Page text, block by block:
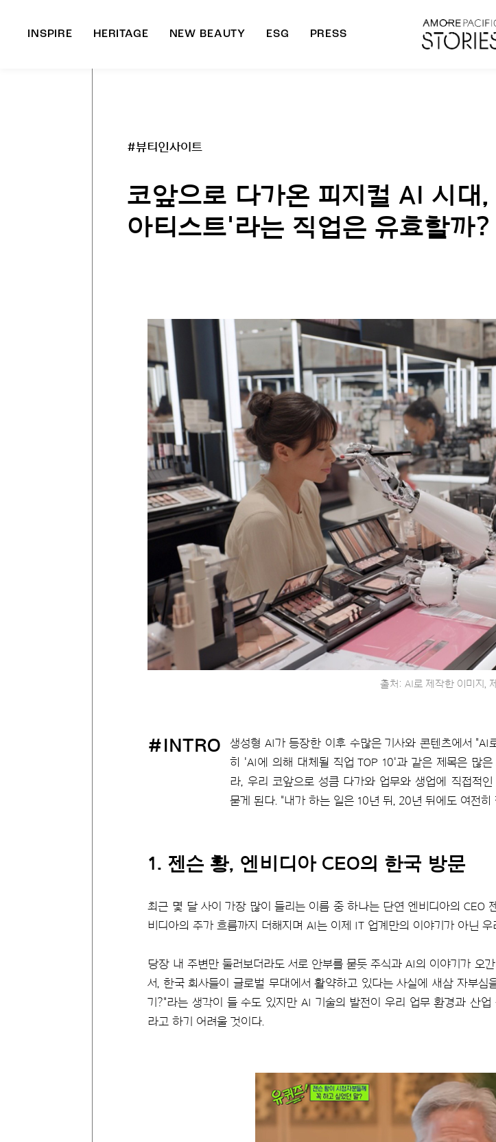
INSPIRE HERITAGE NEW BEAUTY ESG PRESS
#뷰티인사이트
코앞으로 다가온 피지컬 AI 시대
아티스트'라는 직업은 유효할까?
출처: AI로 제작한 이미지,
#INTRO
생성형 AI가 등장한 이후 수많은 기사와 콘텐츠에서
히 'AI에 의해 대체될 직업 TOP 10'과 같은 제목은 많
라, 우리 코앞으로 성큼 다가와 업무와 생업에 직접적
묻게 된다. "내가 하는 일은 10년 뒤, 20년 뒤에도 여전히
1. 젠슨 황, 엔비디아 CEO의 한국 방문
최근 몇 달 사이 가장 많이 들리는 이름 중 하나는 단연 엔비디아의 CEO
비디아의 주가 흐름까지 더해지며 AI는 이제 IT 업계만의 이야기가 아닌
당장 내 주변만 둘러보더라도 서로 안부를 묻듯 주식과 AI의 이야기가 오
서, 한국 회사들이 글로벌 무대에서 활약하고 있다는 사실에 새삼 자부심
기?"라는 생각이 들 수도 있지만 AI 기술의 발전이 우리 업무 환경과 산
라고 하기 어려울 것이다.